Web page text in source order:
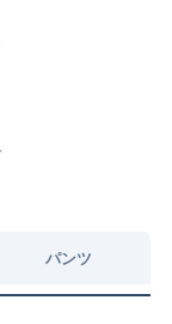
パンツ